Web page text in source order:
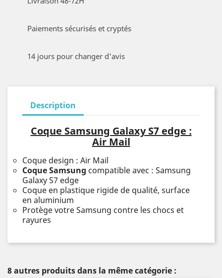
Paiements sécurisés et cryptés
14 jours pour changer d'avis
Description
Coque Samsung Galaxy S7 edge :
Air Mail
Coque design : Air Mail
Coque Samsung compatible avec : Samsung
Galaxy S7 edge
Coque en plastique rigide de qualité, surface
en aluminium
Protège votre Samsung contre les chocs et
rayures
8 autres produits dans la même catégorie :